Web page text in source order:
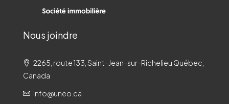
Nous joindre
2265, route 133, Saint-Jean-sur-Richelieu Québec,
Canada
info@uneo.ca